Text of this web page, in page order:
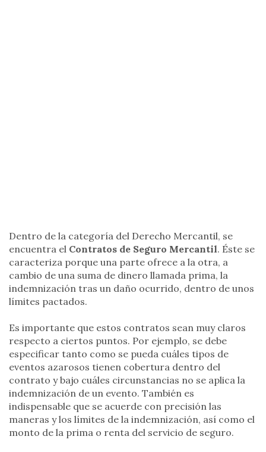
Dentro de la categoría del Derecho Mercantil, se
encuentra el Contratos de Seguro Mercantil. Éste se
caracteriza porque una parte ofrece a la otra, a
cambio de una suma de dinero llamada prima, la
indemnización tras un daño ocurrido, dentro de unos
límites pactados.
Es importante que estos contratos sean muy claros
respecto a ciertos puntos. Por ejemplo, se debe
especificar tanto como se pueda cuáles tipos de
eventos azarosos tienen cobertura dentro del
contrato y bajo cuáles circunstancias no se aplica la
indemnización de un evento. También es
indispensable que se acuerde con precisión las
maneras y los límites de la indemnización, así como el
monto de la prima o renta del servicio de seguro.